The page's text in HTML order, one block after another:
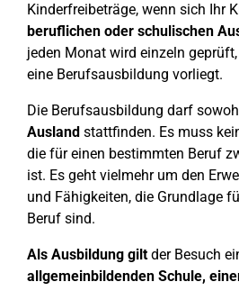
Kinderfreibeträge, wenn sich Ihr
beruflichen oder schulischen
jeden Monat wird einzeln
eine Berufsausbildung vorliegt.
Die Berufsausbildung darf
Ausland stattfinden. Es muss
die für einen bestimmten Beruf
ist. Es geht vielmehr um den
und Fähigkeiten, die Grundlage
Beruf sind.
Als Ausbildung giltder Besuch
allgemeinbildenden Schule,